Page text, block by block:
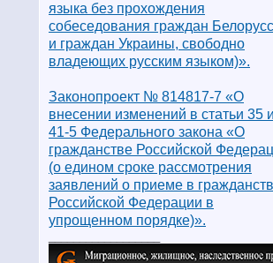
языка без прохождения
собеседования граждан
и граждан Украины, свободно
владеющих русским языком)».
Законопроект № 814817-7 «О
внесении изменений в статьи 35
41-5 Федерального закона «О
гражданстве Российской
(о едином сроке рассмотрения
заявлений о приеме в
Российской Федерации в
упрощенном порядке)».